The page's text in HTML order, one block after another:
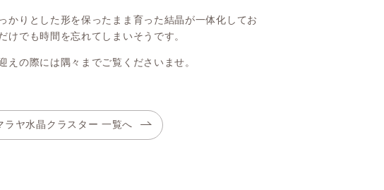
かりとした形を保ったまま育った結晶が一体化してお
けでも時間を忘れてしまいそうです。
の際には隅々までご覧くださいませ。
ラヤ水晶クラスター 一覧へ